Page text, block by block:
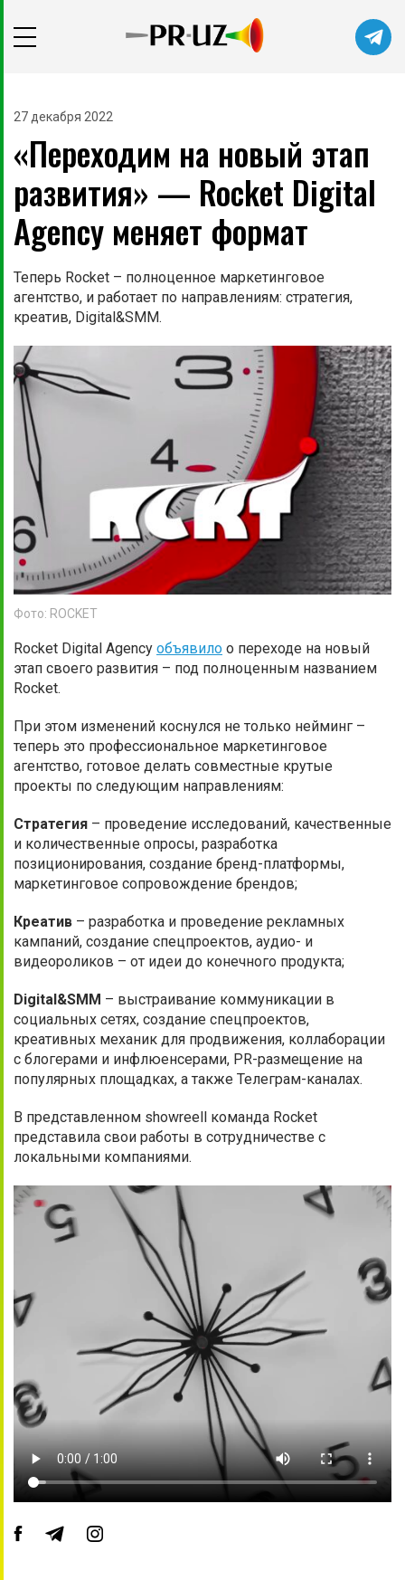
первыми в нашем Telegram-канале
Не сейчас Подписаться
27 декабря 2022
«Переходим на новый этап
развития» — Rocket Digital
Agency меняет формат
Теперь Rocket – полноценное маркетинговое
агентство, и работает по направлениям: стратегия,
креатив, Digital&SMM.
Фото: ROCKET
Rocket Digital Agency объявило о переходе на новый
этап своего развития – под полноценным названием
Rocket.
При этом изменений коснулся не только нейминг –
теперь это профессиональное маркетинговое
агентство, готовое делать совместные крутые
проекты по следующим направлениям:
Стратегия – проведение исследований, качественные
и количественные опросы, разработка
позиционирования, создание бренд-платформы,
маркетинговое сопровождение брендов;
Креатив – разработка и проведение рекламных
кампаний, создание спецпроектов, аудио- и
видеороликов – от идеи до конечного продукта;
Digital&SMM – выстраивание коммуникации в
социальных сетях, создание спецпроектов,
креативных механик для продвижения, коллаборации
с блогерами и инфлюенсерами, PR-размещение на
популярных площадках, а также Телеграм-каналах.
В представленном showreell команда Rocket
представила свои работы в сотрудничестве с
локальными компаниями.